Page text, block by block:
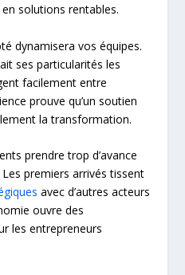
solutions rentables.
dynamisera vos équipes.
ses particularités les
facilement entre
prouve qu’un soutien
la transformation.
prendre trop d’avance
premiers arrivés tissent
avec d’autres acteurs
ouvre des
les entrepreneurs